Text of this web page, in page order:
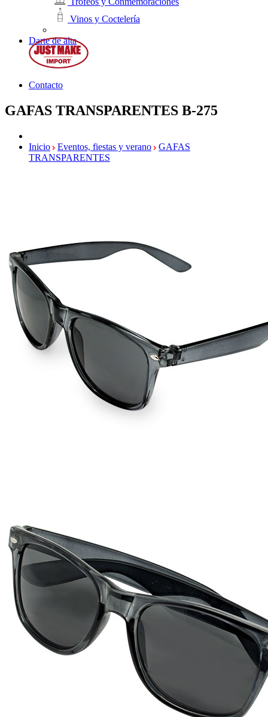
Vinos y Coctelería
Darte de alta
Contacto
GAFAS TRANSPARENTES B-275
Inicio Eventos, fiestas y verano
GAFAS
TRANSPARENTES